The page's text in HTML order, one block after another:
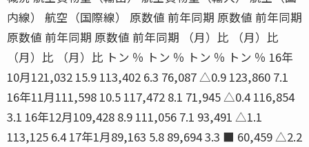
内線） 航空（国際線） 原数値 前年同期 原数値 前年同期
原数値 前年同期 原数値 前年同期 （月）比 （月）比
（月）比 （月）比 トン ％ トン ％ トン ％ トン ％ 16年
10月121,032 15.9 113,402 6.3 76,087 △0.9 123,860 7.1
16年11月111,598 10.5 117,472 8.1 71,945 △0.4 116,854
3.1 16年12月109,428 8.9 111,056 7.1 93,491 △1.1
113,125 6.4 17年1月89,163 5.8 89,694 3.3 ■ 60,459 △2.2